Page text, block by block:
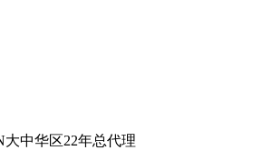
大中华区22年总代理